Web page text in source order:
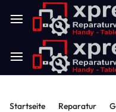
Startseite Reparatur